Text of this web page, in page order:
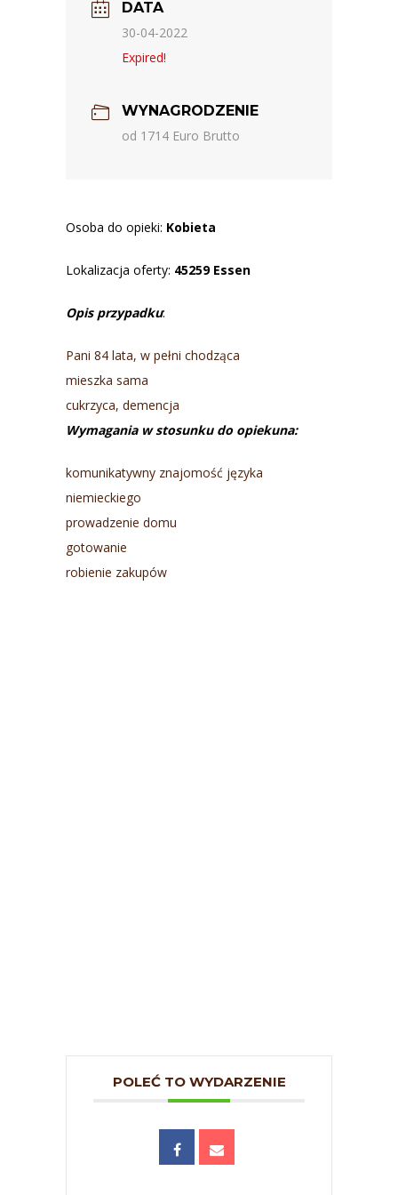
DATA
30-04-2022
Expired!
WYNAGRODZENIE
od 1714 Euro Brutto
Osoba do opieki: Kobieta
Lokalizacja oferty: 45259Essen
Opis przypadku:
Pani 84 lata, w pełni chodząca
mieszka sama
cukrzyca, demencja
Wymagania w stosunku do opiekuna:
komunikatywny znajomość języka
niemieckiego
prowadzenie domu
gotowanie
robienie zakupów
POLEĆ TO WYDARZENIE